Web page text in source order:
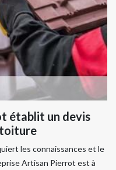
établit un devis
les connaissances et le
Artisan Pierrot est à